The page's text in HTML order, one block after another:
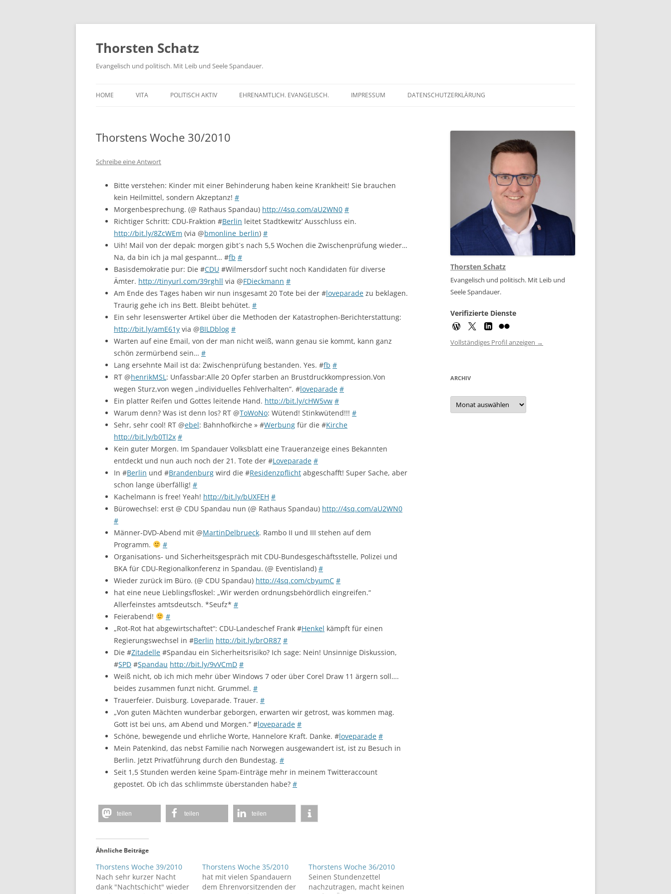
Zum
springen
Thorsten Schatz
Evangelisch und politisch. Mit Leib und Seele Spandauer.
HOME VITA POLITISCH AKTIV
SCHRIFTLICHE ANFRAGEN
EHRENAMTLICH. EVANGELISCH. IMPRESSUM DATENSCHUTZERKLÄRUNG
Thorstens Woche 30/2010
Schreibe eine Antwort
Bitte verstehen: Kinder mit einer Behinderung haben keine Krankheit! Sie brauchen
kein Heilmittel, sondern Akzeptanz! #
Morgenbesprechung. (@ Rathaus Spandau) http://4sq.com/aU2WN0 #
Richtiger Schritt: CDU-Fraktion #Berlin leitet Stadtkewitz’ Ausschluss ein.
http://bit.ly/8ZcWEm (via @bmonline_berlin) #
Uih! Mail von der depak: morgen gibt´s nach 5,5 Wochen die Zwischenprüfung wieder…
Na, da bin ich ja mal gespannt… #fb #
Basisdemokratie pur: Die #CDU #Wilmersdorf sucht noch Kandidaten für diverse
Ämter. http://tinyurl.com/39rghll via @FDieckmann #
Am Ende des Tages haben wir nun insgesamt 20 Tote bei der #loveparade zu beklagen.
Traurig gehe ich ins Bett. Bleibt behütet. #
Ein sehr lesenswerter Artikel über die Methoden der Katastrophen-Berichterstattung:
http://bit.ly/amE61y via @BILDblog #
Warten auf eine Email, von der man nicht weiß, wann genau sie kommt, kann ganz
schön zermürbend sein… #
Lang ersehnte Mail ist da: Zwischenprüfung bestanden. Yes. #fb #
RT @henrikMSL: Unfassbar:Alle 20 Opfer starben an Brustdruckkompression.Von
wegen Sturz,von wegen „individuelles Fehlverhalten“. #loveparade #
Ein platter Reifen und Gottes leitende Hand. http://bit.ly/cHW5vw #
Warum denn? Was ist denn los? RT @ToWoNo: Wütend! Stinkwütend!!! #
Sehr, sehr cool! RT @ebel: Bahnhofkirche » #Werbung für die #Kirche
http://bit.ly/b0Tl2x #
Kein guter Morgen. Im Spandauer Volksblatt eine Traueranzeige eines Bekannten
entdeckt und nun auch noch der 21. Tote der #Loveparade #
In #Berlin und #Brandenburg wird die #Residenzpflicht abgeschafft! Super Sache, aber
schon lange überfällig! #
Kachelmann is free! Yeah! http://bit.ly/bUXFEH #
Bürowechsel: erst @ CDU Spandau nun (@ Rathaus Spandau) http://4sq.com/aU2WN0
#
Männer-DVD-Abend mit @MartinDelbrueck. Rambo II und III stehen auf dem
Programm.
#
Organisations- und Sicherheitsgespräch mit CDU-Bundesgeschäftsstelle, Polizei und
BKA für CDU-Regionalkonferenz in Spandau. (@ Eventisland) #
Wieder zurück im Büro. (@ CDU Spandau) http://4sq.com/cbyumC #
hat eine neue Lieblingsfloskel: „Wir werden ordnungsbehördlich eingreifen.“
Allerfeinstes amtsdeutsch. *Seufz* #
Feierabend!
#
„Rot-Rot hat abgewirtschaftet“: CDU-Landeschef Frank #Henkel kämpft für einen
Regierungswechsel in #Berlin http://bit.ly/brOR87 #
Die #Zitadelle #Spandau ein Sicherheitsrisiko? Ich sage: Nein! Unsinnige Diskussion,
#SPD #Spandau http://bit.ly/9vVCmD #
Weiß nicht, ob ich mich mehr über Windows 7 oder über Corel Draw 11 ärgern soll….
beides zusammen funzt nicht. Grummel. #
Trauerfeier. Duisburg. Loveparade. Trauer. #
„Von guten Mächten wunderbar geborgen, erwarten wir getrost, was kommen mag.
Gott ist bei uns, am Abend und Morgen.“ #loveparade #
Schöne, bewegende und ehrliche Worte, Hannelore Kraft. Danke. #loveparade #
Mein Patenkind, das nebst Familie nach Norwegen ausgewandert ist, ist zu Besuch in
Berlin. Jetzt Privatführung durch den Bundestag. #
Seit 1,5 Stunden werden keine Spam-Einträge mehr in meinem Twitteraccount
gepostet. Ob ich das schlimmste überstanden habe? #
teilen teilen teilen
Ähnliche Beiträge
Thorstens Woche 39/2010
Nach sehr kurzer Nacht
dank "Nachtschicht" wieder
Thorstens Woche 35/2010
hat mit vielen Spandauern
dem Ehrenvorsitzenden der
Thorstens Woche 36/2010
Seinen Stundenzettel
nachzutragen, macht keinen
Thorsten Schatz
Evangelisch und politisch. Mit Leib und
Seele Spandauer.
Verifizierte Dienste
Vollständiges Profil anzeigen →
ARCHIV
Archiv